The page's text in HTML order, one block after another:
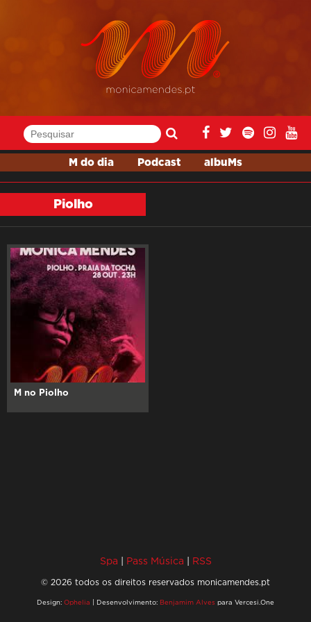
M do dia Podcast albuMs
Piolho
M no Piolho
Spa | Pass Música | RSS
© 2026 todos os direitos reservados monicamendes.pt
Design: Ophelia | Desenvolvimento: Benjamim Alves para Vercesi.One